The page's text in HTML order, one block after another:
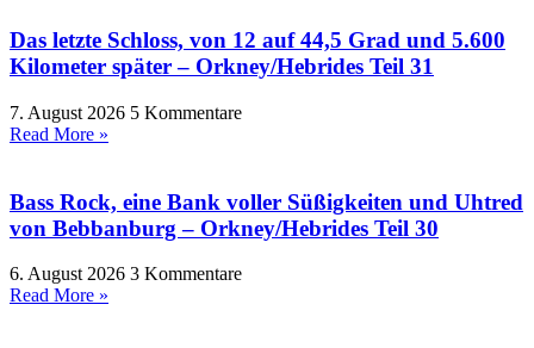
Das letzte Schloss, von 12 auf 44,5 Grad und 5.600
Kilometer später – Orkney/Hebrides Teil 31
7. August 2026 5 Kommentare
Read More »
Bass Rock, eine Bank voller Süßigkeiten und Uhtred
von Bebbanburg – Orkney/Hebrides Teil 30
6. August 2026 3 Kommentare
Read More »